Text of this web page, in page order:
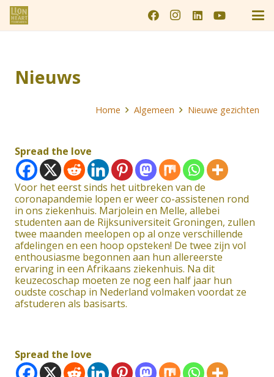
Nieuws
Home Algemeen Nieuwe gezichten
Spread the love
Voor het eerst sinds het uitbreken van de
coronapandemie lopen er weer co-assistenen rond
in ons ziekenhuis. Marjolein en Melle, allebei
studenten aan de Rijksuniversiteit Groningen, zullen
twee maanden meelopen op al onze verschillende
afdelingen en een hoop opsteken! De twee zijn vol
enthousiasme begonnen aan hun allereerste
ervaring in een Afrikaans ziekenhuis. Na dit
keuzecoschap moeten ze nog een half jaar hun
oudste coschap in Nederland volmaken voordat ze
afstuderen als basisarts.
Spread the love